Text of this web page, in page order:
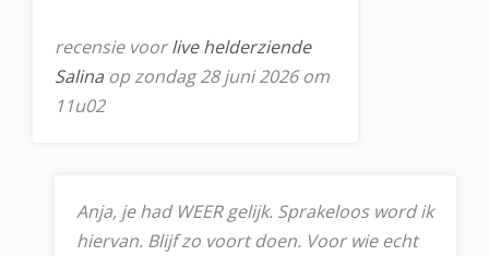
recensie voorlive helderziende
Salina op zondag 28 juni 2026 om
11u02
Anja, je had WEER gelijk. Sprakeloos word ik
hiervan. Blijf zo voort doen. Voor wie echt